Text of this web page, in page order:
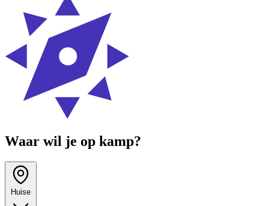
Waar wil je op kamp?
Huise